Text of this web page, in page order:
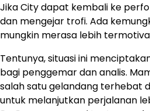
Jika City dapat kembali ke
dan mengejar trofi. Ada
mungkin merasa lebih
Tentunya, situasi ini
bagi penggemar dan analis.
salah satu gelandang terhebat
untuk melanjutkan perjalanan